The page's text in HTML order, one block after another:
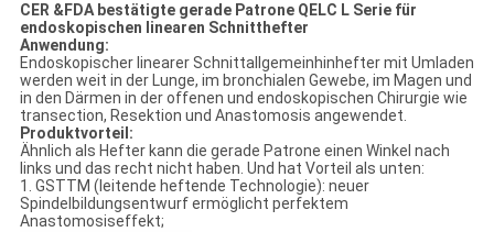
CER &FDA bestätigte gerade Patrone QELC L Serie für
endoskopischen linearen Schnitthefter
Anwendung:
Endoskopischer linearer Schnittallgemeinhinhefter mit Umladen
werden weit in der Lunge, im bronchialen Gewebe, im Magen und
in den Därmen in der offenen und endoskopischen Chirurgie wie
transection, Resektion und Anastomosis angewendet.
Produktvorteil:
Ähnlich als Hefter kann die gerade Patrone einen Winkel nach
links und das recht nicht haben. Und hat Vorteil als unten:
1. GSTTM (leitende heftende Technologie): neuer
Spindelbildungsentwurf ermöglicht perfektem
Anastomosiseffekt;